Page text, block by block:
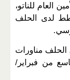
العام للناتو،
لدى الحلف
مناورات
من فبراير/